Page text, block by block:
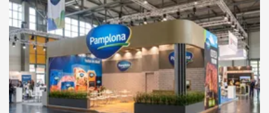
Pá Carregadeira Cat 966
Ano 1987
Londrina
R$ 145.000